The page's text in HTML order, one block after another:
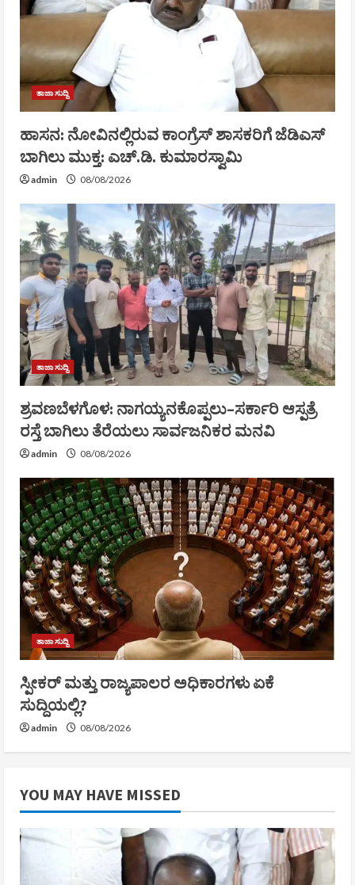
ತಾಜಾ ಸುದ್ದಿ
ಹಾಸನ: ನೋವಿನಲ್ಲಿರುವ ಕಾಂಗ್ರೆಸ್‌ ಶಾಸಕರಿಗೆ ಜೆಡಿಎಸ್‌
ಬಾಗಿಲು ಮುಕ್ತ: ಎಚ್.ಡಿ. ಕುಮಾರಸ್ವಾಮಿ
admin 08/08/2026
ತಾಜಾ ಸುದ್ದಿ
ಶ್ರವಣಬೆಳಗೊಳ: ನಾಗಯ್ಯನಕೊಪ್ಪಲು–ಸರ್ಕಾರಿ ಆಸ್ಪತ್ರೆ
ರಸ್ತೆ ಬಾಗಿಲು ತೆರೆಯಲು ಸಾರ್ವಜನಿಕರ ಮನವಿ
admin 08/08/2026
ತಾಜಾ ಸುದ್ದಿ
ಸ್ಪೀಕರ್ ಮತ್ತು ರಾಜ್ಯಪಾಲರ ಅಧಿಕಾರಗಳು ಏಕೆ
ಸುದ್ದಿಯಲ್ಲಿ?
admin 08/08/2026
YOU MAY HAVE MISSED